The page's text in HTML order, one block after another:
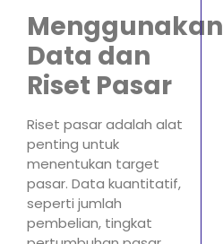
Menggunakan
Data dan
Riset Pasar
Riset pasar adalah alat
penting untuk
menentukan target
pasar. Data kuantitatif,
seperti jumlah
pembelian, tingkat